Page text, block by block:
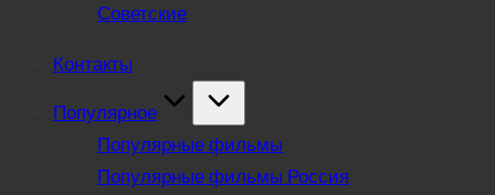
Советские
Контакты
Популярное
Популярные фильмы
Популярные фильмы Россия